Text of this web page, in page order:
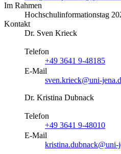
Im Rahmen
Hochschulinformationstag
Kontakt
Dr. Sven Krieck
Telefon
+49 3641 9-48185
E-Mail
sven.krieck@uni-
Dr. Kristina Dubnack
Telefon
+49 3641 9-48010
E-Mail
kristina.dubnack@uni-